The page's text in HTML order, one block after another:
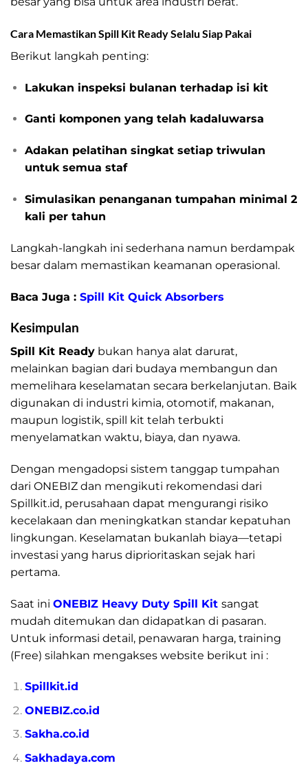
Cara Memastikan Spill Kit Ready Selalu Siap Pakai
Berikut langkah penting:
Lakukan inspeksi bulanan terhadap isi kit
Ganti komponen yang telah kadaluwarsa
Adakan pelatihan singkat setiap triwulan
untuk semua staf
Simulasikan penanganan tumpahan minimal 2
kali per tahun
Langkah-langkah ini sederhana namun berdampak
besar dalam memastikan keamanan operasional.
Baca Juga : Spill Kit Quick Absorbers
Kesimpulan
Spill Kit Ready bukan hanya alat darurat,
melainkan bagian dari budaya membangun dan
memelihara keselamatan secara berkelanjutan. Baik
digunakan di industri kimia, otomotif, makanan,
maupun logistik, spill kit telah terbukti
menyelamatkan waktu, biaya, dan nyawa.
Dengan mengadopsi sistem tanggap tumpahan
dari ONEBIZ dan mengikuti rekomendasi dari
Spillkit.id, perusahaan dapat mengurangi risiko
kecelakaan dan meningkatkan standar kepatuhan
lingkungan. Keselamatan bukanlah biaya—tetapi
investasi yang harus diprioritaskan sejak hari
pertama.
Saat ini ONEBIZ Heavy Duty Spill Kit sangat
mudah ditemukan dan didapatkan di pasaran.
Untuk informasi detail, penawaran harga, training
(Free) silahkan mengakses website berikut ini :
Spillkit.id
ONEBIZ.co.id
Sakha.co.id
Sakhadaya.com